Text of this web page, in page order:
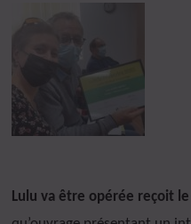
Lulu va être opérée reçoit